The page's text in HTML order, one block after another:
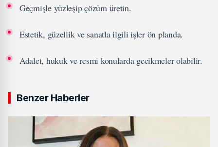
Geçmişle yüzleşip çözüm üretin.
Estetik, güzellik ve sanatla ilgili işler ön planda.
Adalet, hukuk ve resmi konularda gecikmeler olabilir.
Benzer Haberler